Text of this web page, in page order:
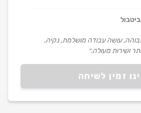
זמין לשיחה
עושה עבודה מושלמת, נקיה,
ושירות מעולה.״